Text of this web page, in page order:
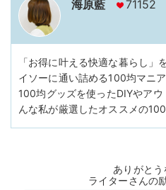
海原藍 71152
「お得に叶える快適な暮らし」
イソーに通い詰める100均マニ
100均グッズを使ったDIYやア
んな私が厳選したオススメの
ありがとう
ライターさんの